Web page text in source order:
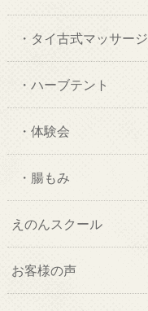
・タイ古式マッサージ
・ハーブテント
・体験会
・腸もみ
えのんスクール
お客様の声